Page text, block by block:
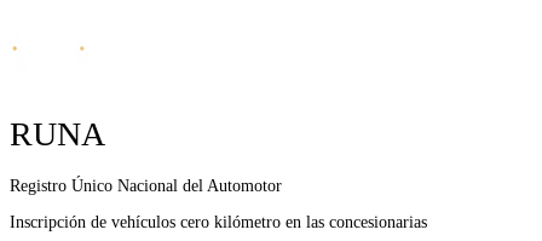
RUNA
Registro Único Nacional del Automotor
Inscripción de vehículos cero kilómetro en las concesionarias